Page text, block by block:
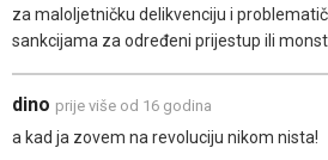
za maloljetničku delikvenciju i
sankcijama za određeni prijestup ili
dino prije više od 16 godina
a kad ja zovem na revoluciju nikom nista!